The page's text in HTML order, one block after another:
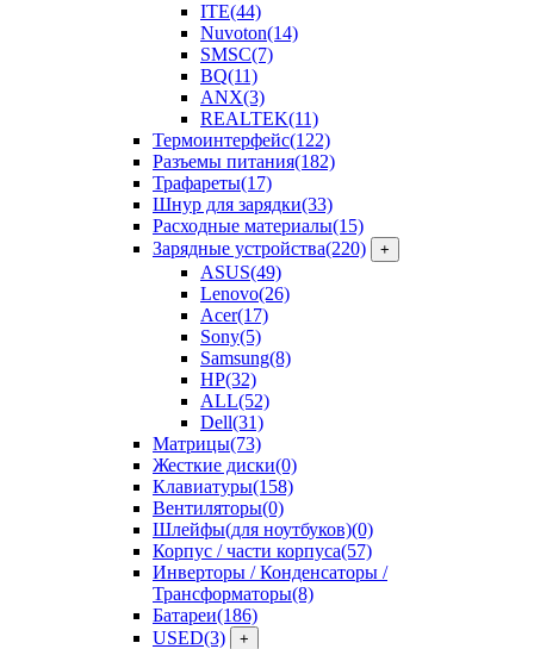
ITE(44)
Nuvoton(14)
SMSC(7)
BQ(11)
ANX(3)
REALTEK(11)
Термоинтерфейс(122)
Разъемы питания(182)
Трафареты(17)
Шнур для зарядки(33)
Расходные материалы(15)
Зарядные устройства(220) +
ASUS(49)
Lenovo(26)
Acer(17)
Sony(5)
Samsung(8)
HP(32)
ALL(52)
Dell(31)
Матрицы(73)
Жесткие диски(0)
Клавиатуры(158)
Вентиляторы(0)
Шлейфы(для ноутбуков)(0)
Корпус / части корпуса(57)
Инверторы / Конденсаторы /
Трансформаторы(8)
Батареи(186)
USED(3) +